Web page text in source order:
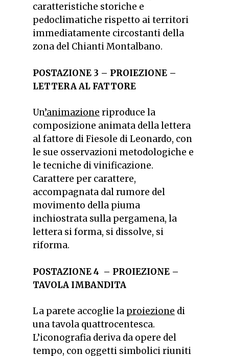
caratteristiche storiche e
pedoclimatiche rispetto ai territori
immediatamente circostanti della
zona del Chianti Montalbano.
POSTAZIONE 3 – PROIEZIONE –
LETTERA AL FATTORE
Un’animazione riproduce la
composizione animata della lettera
al fattore di Fiesole di Leonardo, con
le sue osservazioni metodologiche e
le tecniche di vinificazione.
Carattere per carattere,
accompagnata dal rumore del
movimento della piuma
inchiostrata sulla pergamena, la
lettera si forma, si dissolve, si
riforma.
POSTAZIONE 4 – PROIEZIONE –
TAVOLA IMBANDITA
La parete accoglie la proiezione di
una tavola quattrocentesca.
L’iconografia deriva da opere del
tempo, con oggetti simbolici riuniti